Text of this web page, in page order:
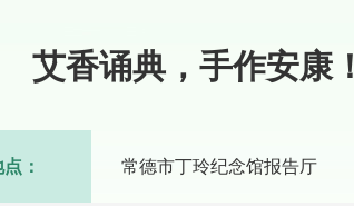
艾香诵典，手作安康
： 常德市丁玲纪念馆报告厅